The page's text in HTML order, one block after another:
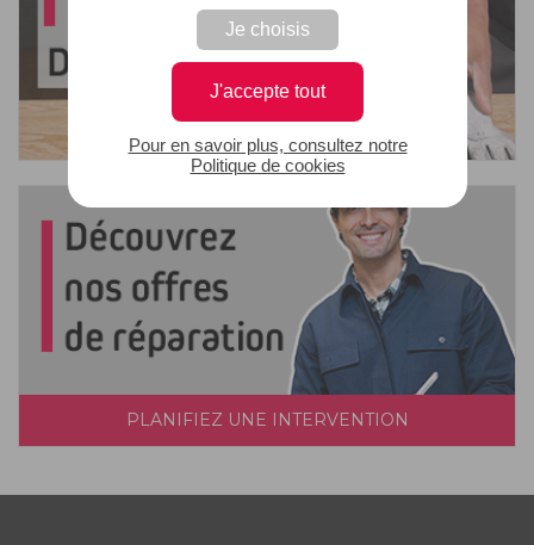
Je choisis
J'accepte tout
Pour en savoir plus, consultez notre
Politique de cookies
PLANIFIEZ UNE INTERVENTION